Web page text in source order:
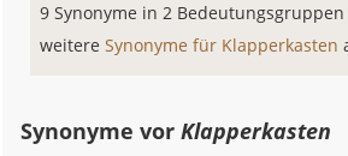
9 Synonyme in 2 Bedeutungsgruppen
weitereSynonyme für Klapperkasten
Synonyme vorKlapperkasten